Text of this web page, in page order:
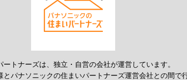
トナーズは、独立・自営の会社が運営しています。
パナソニックの住まいパートナーズ運営会社との間で